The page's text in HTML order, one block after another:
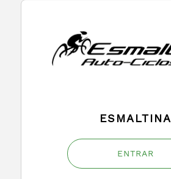
ESMALTINA
ENTRAR